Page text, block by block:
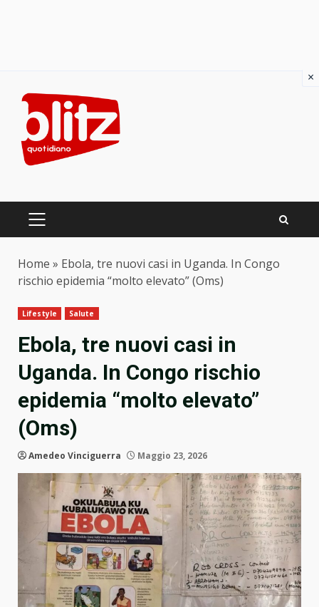
content
PRIMARY
Home » Ebola, tre nuovi casi in Uganda. In Congo
rischio epidemia “molto elevato” (Oms)
Lifestyle Salute
Ebola, tre nuovi casi in
Uganda. In Congo rischio
epidemia “molto elevato”
(Oms)
Amedeo Vinciguerra Maggio 23, 2026
×